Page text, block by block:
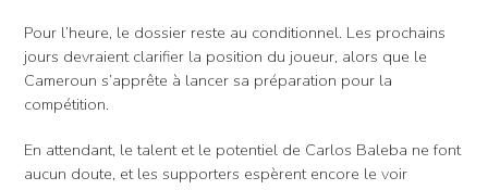
Pour l’heure, le dossier reste au conditionnel. Les prochains
jours devraient clarifier la position du joueur, alors que le
Cameroun s’apprête à lancer sa préparation pour la
compétition.
En attendant, le talent et le potentiel de Carlos Baleba ne font
aucun doute, et les supporters espèrent encore le voir